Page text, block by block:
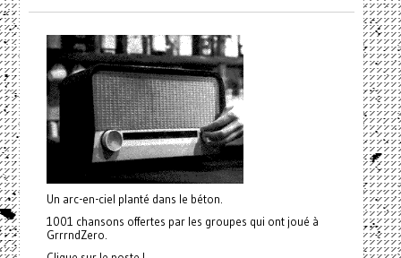
Un arc-en-ciel planté dans le béton.
1001 chansons offertes par les groupes qui ont joué à
GrrrndZero.